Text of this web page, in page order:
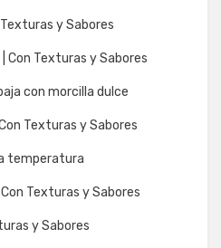
y Sabores
Con Texturas y Sabores
con morcilla dulce
Texturas y Sabores
temperatura
Con Texturas y Sabores
y Sabores